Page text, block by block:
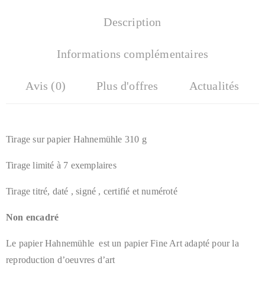
Description
Informations complémentaires
Avis (0) Plus d'offres Actualités
Tirage sur papier Hahnemühle 310 g
Tirage limité à 7 exemplaires
Tirage titré, daté , signé , certifié et numéroté
Non encadré
Le papier Hahnemühle est un papier Fine Art adapté pour la
reproduction d’oeuvres d’art